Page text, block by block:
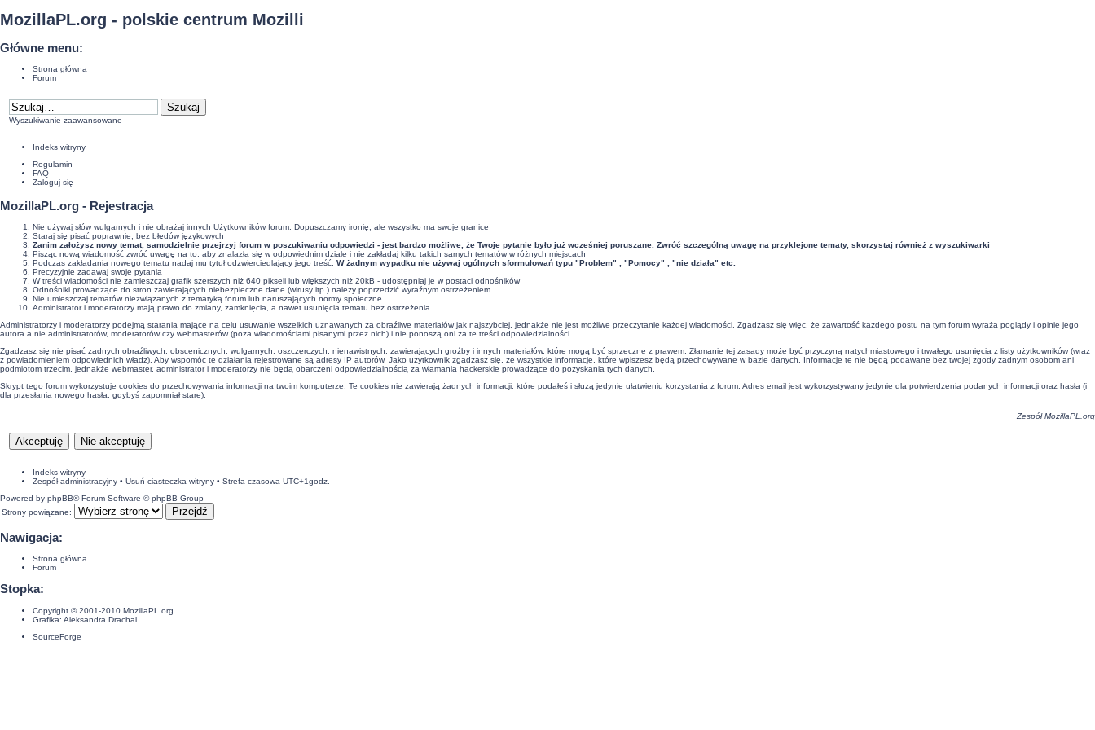
MozillaPL.org - polskie centrum Mozilli
Główne menu:
Strona główna
Forum
Wyszukiwanie zaawansowane
Indeks witryny
Regulamin
FAQ
Zaloguj się
MozillaPL.org - Rejestracja
Nie używaj słów wulgarnych i nie obrażaj innych Użytkowników forum. Dopuszczamy ironię, ale wszystko ma swoje granice
Staraj się pisać poprawnie, bez błędów językowych
Zanim założysz nowy temat, samodzielnie przejrzyj forum w poszukiwaniu odpowiedzi - jest bardzo możliwe, że Twoje pytanie było już wcześniej poruszane. Zwróć szczególną uwagę na przyklejone tematy, skorzystaj również z wyszukiwarki
Pisząc nową wiadomość zwróć uwagę na to, aby znalazła się w odpowiednim dziale i nie zakładaj kilku takich samych tematów w różnych miejscach
Podczas zakładania nowego tematu nadaj mu tytuł odzwierciedlający jego treść. W żadnym wypadku nie używaj ogólnych sformułowań typu "Problem" , "Pomocy" , "nie działa" etc.
Precyzyjnie zadawaj swoje pytania
W treści wiadomości nie zamieszczaj grafik szerszych niż 640 pikseli lub większych niż 20kB - udostępniaj je w postaci odnośników
Odnośniki prowadzące do stron zawierających niebezpieczne dane (wirusy itp.) należy poprzedzić wyraźnym ostrzeżeniem
Nie umieszczaj tematów niezwiązanych z tematyką forum lub naruszających normy społeczne
Administrator i moderatorzy mają prawo do zmiany, zamknięcia, a nawet usunięcia tematu bez ostrzeżenia
Administratorzy i moderatorzy podejmą starania mające na celu usuwanie wszelkich uznawanych za obraźliwe materiałów jak najszybciej, jednakże nie jest możliwe przeczytanie każdej wiadomości. Zgadzasz się więc, że zawartość każdego postu na tym forum wyraża poglądy i opinie jego
autora a nie administratorów, moderatorów czy webmasterów (poza wiadomościami pisanymi przez nich) i nie ponoszą oni za te treści odpowiedzialności.
Zgadzasz się nie pisać żadnych obraźliwych, obscenicznych, wulgarnych, oszczerczych, nienawistnych, zawierających groźby i innych materiałów, które mogą być sprzeczne z prawem. Złamanie tej zasady może być przyczyną natychmiastowego i trwałego usunięcia z listy użytkowników (wraz
z powiadomieniem odpowiednich władz). Aby wspomóc te działania rejestrowane są adresy IP autorów. Jako użytkownik zgadzasz się, że wszystkie informacje, które wpiszesz będą przechowywane w bazie danych. Informacje te nie będą podawane bez twojej zgody żadnym osobom ani
podmiotom trzecim, jednakże webmaster, administrator i moderatorzy nie będą obarczeni odpowiedzialnością za włamania hackerskie prowadzące do pozyskania tych danych.
Skrypt tego forum wykorzystuje cookies do przechowywania informacji na twoim komputerze. Te cookies nie zawierają żadnych informacji, które podałeś i służą jedynie ułatwieniu korzystania z forum. Adres email jest wykorzystywany jedynie dla potwierdzenia podanych informacji oraz hasła (i
dla przesłania nowego hasła, gdybyś zapomniał stare).
ZespółMozillaPL.org
Indeks witryny
Zespół administracyjny • Usuń ciasteczka witryny • Strefa czasowa UTC+1godz.
Powered by phpBB® Forum Software © phpBB Group
Strony powiązane:
Nawigacja:
Strona główna
Forum
Stopka:
Copyright © 2001-2010 MozillaPL.org
Grafika: Aleksandra Drachal
SourceForge